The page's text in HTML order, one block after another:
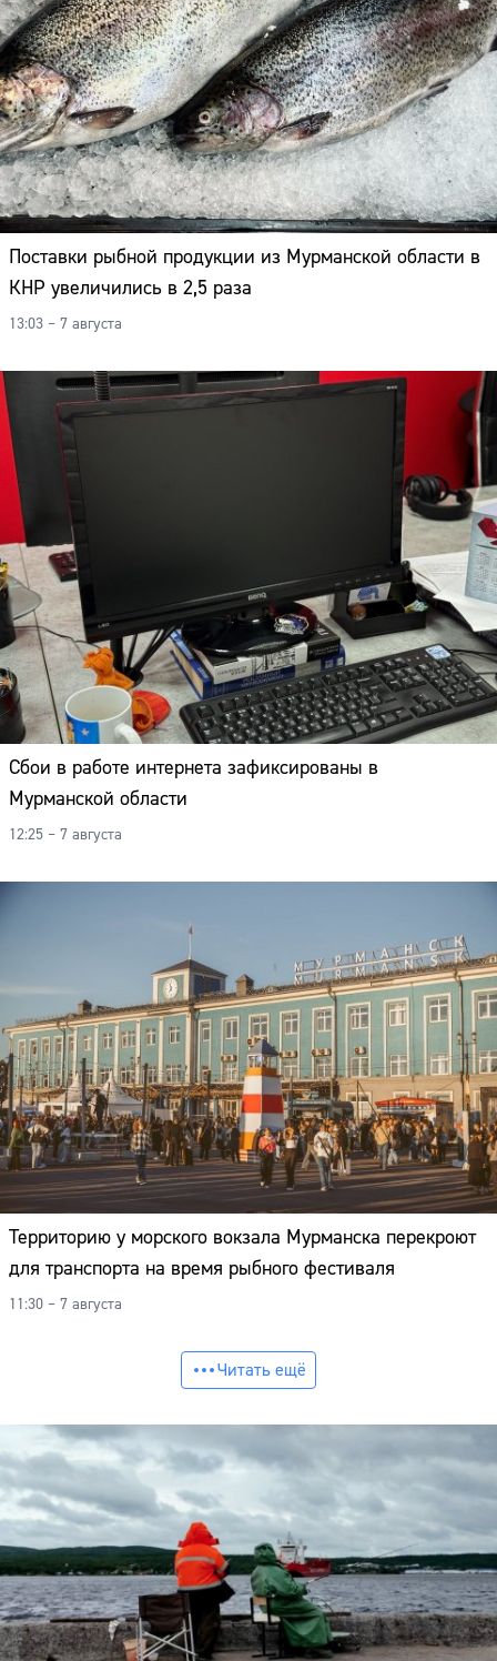
Поставки рыбной продукции из Мурманской области в
КНР увеличились в 2,5 раза
13:03 – 7 августа
Сбои в работе интернета зафиксированы в
Мурманской области
12:25 – 7 августа
Территорию у морского вокзала Мурманска перекроют
для транспорта на время рыбного фестиваля
11:30 – 7 августа
Читать ещё